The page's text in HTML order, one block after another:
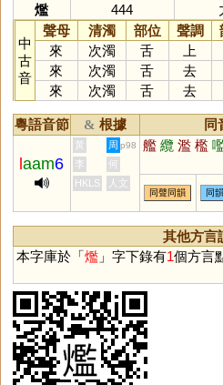
爁
444
中
古
音
聲母 清濁 部位 聲調
來
次濁 舌 上
來
次濁 舌 去
來
次濁 舌 去
粵語音節 & 根據 同
laam6
黃 周 p98 艦 纜 濫 檻
李
何
HKLS
人文
同聲同韻 同
其他方言
本字庫於「爁」字下錄有1個方言